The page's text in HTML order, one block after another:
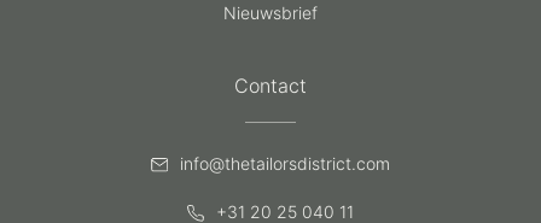
Nieuwsbrief
Contact
info@thetailorsdistrict.com
+31 20 25 040 11